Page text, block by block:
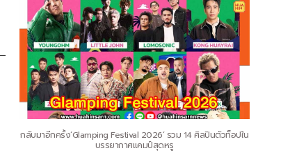
กลับมาอีกครั้ง‘Glamping Festival 2026’ รวม 14 ศิลปินตัวท็อปใน
บรรยากาศแคมป์สุดหรู